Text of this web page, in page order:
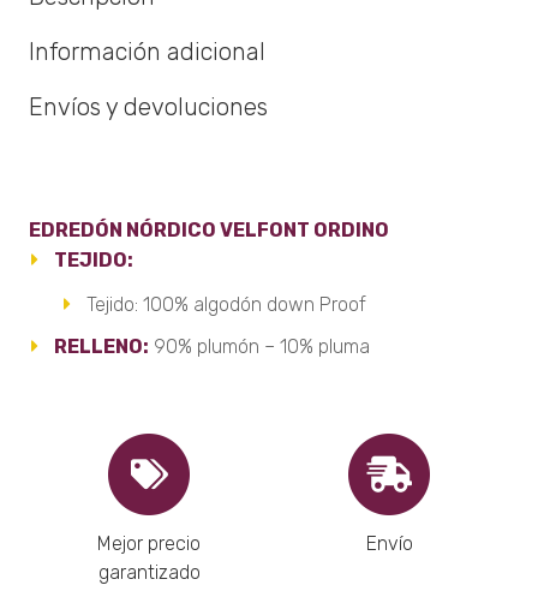
Información adicional
Envíos y devoluciones
EDREDÓN NÓRDICO VELFONT ORDINO
TEJIDO:
Tejido: 100% algodón down Proof
RELLENO: 90% plumón – 10% pluma
Mejor precio
garantizado
Envío